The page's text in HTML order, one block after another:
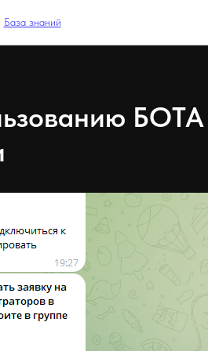
База знаний